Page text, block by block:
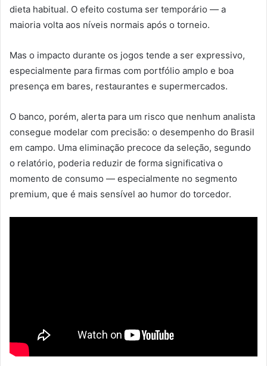
dieta habitual. O efeito costuma ser temporário — a
maioria volta aos níveis normais após o torneio.
Mas o impacto durante os jogos tende a ser expressivo,
especialmente para firmas com portfólio amplo e boa
presença em bares, restaurantes e supermercados.
O banco, porém, alerta para um risco que nenhum analista
consegue modelar com precisão: o desempenho do Brasil
em campo. Uma eliminação precoce da seleção, segundo
o relatório, poderia reduzir de forma significativa o
momento de consumo — especialmente no segmento
premium, que é mais sensível ao humor do torcedor.